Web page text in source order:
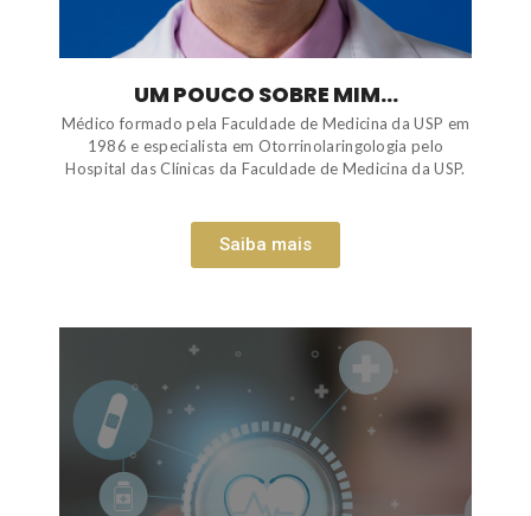
UM POUCO SOBRE MIM...
Médico formado pela Faculdade de Medicina da USP em
1986 e especialista em Otorrinolaringologia pelo
Hospital das Clínicas da Faculdade de Medicina da USP.
Saiba mais